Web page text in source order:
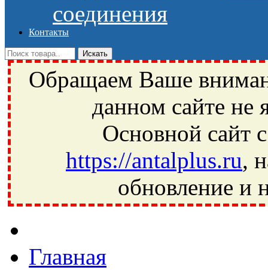
соединения
Контакты
Обращаем Ваше
данном сайте не
Основной сайт
https://antalplus.ru,
обновление и
Ивантеевка, подшипники, пневматика, метизы, техника,
Главная